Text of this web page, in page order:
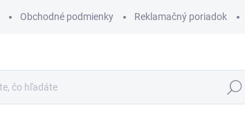
Obchodné podmienky Reklamačný poriadok
Hľadať